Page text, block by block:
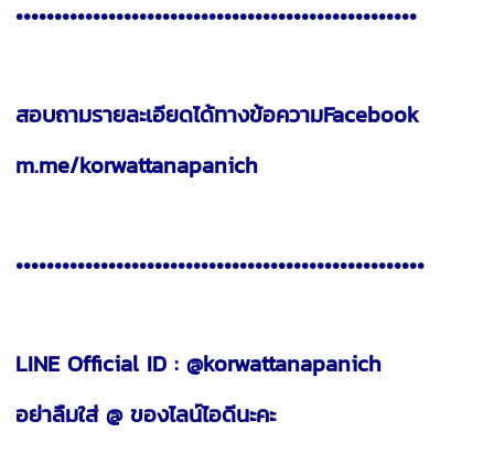
••••••••••••••••••••••••••••••••••••••••••••••••••••
สอบถามรายละเอียดได้ทางข้อความFacebook
m.me/korwattanapanich
•••••••••••••••••••••••••••••••••••••••••••••••••••••
LINE Official ID : @korwattanapanich
อย่าลืมใส่ @ ของไลน์ไอดีนะคะ